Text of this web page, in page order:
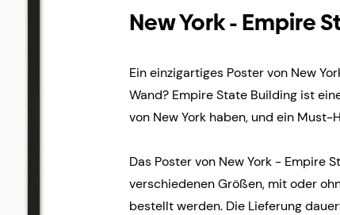
New York - Empire
Ein einzigartiges Poster von New
Wand? Empire State Building ist
von New York haben, und ein Must-
Das Poster von New York - Empire
verschiedenen Größen, mit oder
bestellt werden. Die Lieferung